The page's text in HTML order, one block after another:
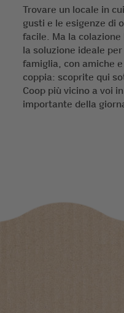
Trovare un locale in
gusti e le esigenze di
facile. Ma la
la soluzione ideale
famiglia, con amiche
coppia: scoprite qui
Coop più vicino a voi
importante della